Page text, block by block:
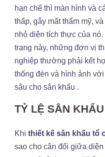
hạn chế thì màn hình và
thấp, gây mất thẩm mỹ,
nhỏ diện tích thực của
trạng này, những đơn vị
nghiệp thường phải kết
thống đèn và hình ảnh
sâu cho sân khấu .
TỶ LỆ SÂN
Khi thiết kế sân khấu tổ
sao cho cân đối giữa